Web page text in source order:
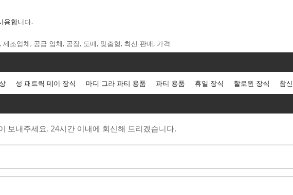
용합니다.
조업체, 공급 업체, 공장, 도매, 맞춤형, 최신 판매, 가격
성 패트릭 데이 장식 마디 그라 파티 용품 파티 용품 휴일 장식 할로윈 장식 참
보내주세요. 24시간 이내에 회신해 드리겠습니다.